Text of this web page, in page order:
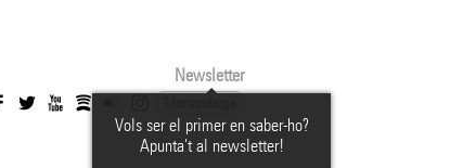
Newsletter
Vols ser el primer en saber-ho?
Apunta't al newsletter!